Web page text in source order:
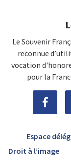
Le Souvenir
reconnue
vocation
pour la
Espace
Droit à l’image